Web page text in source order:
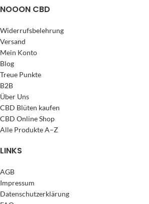
NOOON CBD
Widerrufsbelehrung
Versand
Mein Konto
Blog
Treue Punkte
B2B
Über Uns
CBD Blüten kaufen
CBD Online Shop
Alle Produkte A–Z
LINKS
AGB
Impressum
Datenschutzerklärung